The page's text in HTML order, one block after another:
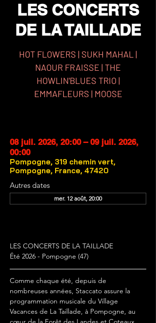
LES CONCERTS
DE LA TAILLADE
HOT FLOWERS | SUKH MAHAL |
NAOUR FRAISSE | THE
HOWLIN'BLUES TRIO |
EMMAFLEURS | MOOSE
08 juil. 2026, 20:00 – 09 juil. 2026,
00:00
Pompogne, 319 chemin vert,
Pompogne, France, 47420
Autres dates
mer. 12 août, 20:00
LES CONCERTS DE LA TAILLADE
Été 2026 - Pompogne (47)
Comme chaque été, depuis de
nombreuses années, Staccato assure la
programmation musicale du Village
Vacances de La Taillade, à Pompogne, au